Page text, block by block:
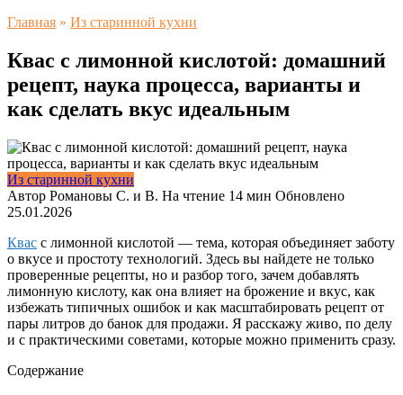
Главная » Из старинной кухни
Квас с лимонной кислотой: домашний
рецепт, наука процесса, варианты и
как сделать вкус идеальным
Из старинной кухни
Автор Романовы С. и В. На чтение 14 мин Обновлено
25.01.2026
Квас с лимонной кислотой — тема, которая объединяет заботу
о вкусе и простоту технологий. Здесь вы найдете не только
проверенные рецепты, но и разбор того, зачем добавлять
лимонную кислоту, как она влияет на брожение и вкус, как
избежать типичных ошибок и как масштабировать рецепт от
пары литров до банок для продажи. Я расскажу живо, по делу
и с практическими советами, которые можно применить сразу.
Содержание